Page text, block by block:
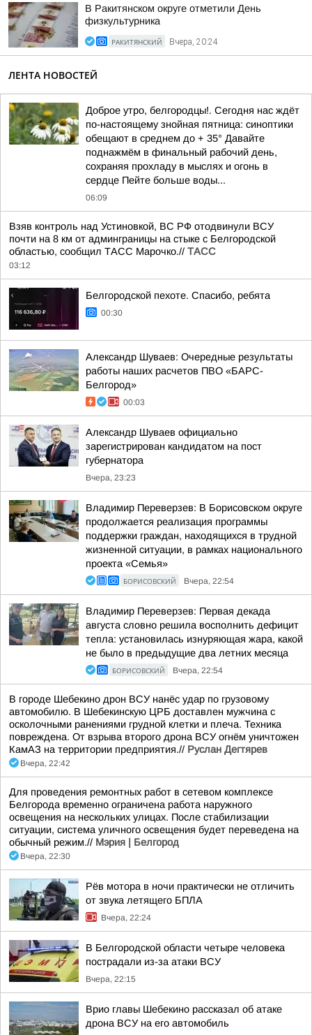
В Ракитянском округе отметили День
физкультурника
РАКИТЯНСКИЙ Вчера, 20:24
ЛЕНТА НОВОСТЕЙ
Доброе утро, белгородцы!. Сегодня нас ждёт
по-настоящему знойная пятница: синоптики
обещают в среднем до + 35° Давайте
поднажмём в финальный рабочий день,
сохраняя прохладу в мыслях и огонь в
сердце Пейте больше воды...
06:09
Взяв контроль над Устиновкой, ВС РФ отодвинули ВСУ
почти на 8 км от админграницы на стыке с Белгородской
областью, сообщил ТАСС Марочко.// ТАСС
03:12
Белгородской пехоте. Спасибо, ребята
00:30
Александр Шуваев: Очередные результаты
работы наших расчетов ПВО «БАРС-
Белгород»
00:03
Александр Шуваев официально
зарегистрирован кандидатом на пост
губернатора
Вчера, 23:23
Владимир Переверзев: В Борисовском округе
продолжается реализация программы
поддержки граждан, находящихся в трудной
жизненной ситуации, в рамках национального
проекта «Семья»
БОРИСОВСКИЙ Вчера, 22:54
Владимир Переверзев: Первая декада
августа словно решила восполнить дефицит
тепла: установилась изнуряющая жара, какой
не было в предыдущие два летних месяца
БОРИСОВСКИЙ Вчера, 22:54
В городе Шебекино дрон ВСУ нанёс удар по грузовому
автомобилю. В Шебекинскую ЦРБ доставлен мужчина с
осколочными ранениями грудной клетки и плеча. Техника
повреждена. От взрыва второго дрона ВСУ огнём уничтожен
КамАЗ на территории предприятия.// Руслан Дегтярев
Вчера, 22:42
Для проведения ремонтных работ в сетевом комплексе
Белгорода временно ограничена работа наружного
освещения на нескольких улицах. После стабилизации
ситуации, система уличного освещения будет переведена на
обычный режим.// Мэрия | Белгород
Вчера, 22:30
Рёв мотора в ночи практически не отличить
от звука летящего БПЛА
Вчера, 22:24
В Белгородской области четыре человека
пострадали из-за атаки ВСУ
Вчера, 22:15
Врио главы Шебекино рассказал об атаке
дрона ВСУ на его автомобиль